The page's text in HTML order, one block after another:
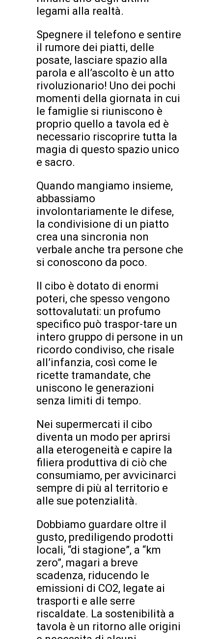
legami alla realtà.
Spegnere il telefono e sentire
il rumore dei piatti, delle
posate, lasciare spazio alla
parola e all’ascolto è un atto
rivoluzionario! Uno dei pochi
momenti della giornata in cui
le famiglie si riuniscono è
proprio quello a tavola ed è
necessario riscoprire tutta la
magia di questo spazio unico
e sacro.
Quando mangiamo insieme,
abbassiamo
involontariamente le difese,
la condivisione di un piatto
crea una sincronia non
verbale anche tra persone che
si conoscono da poco.
Il cibo è dotato di enormi
poteri, che spesso vengono
sottovalutati: un profumo
specifico può traspor-tare un
intero gruppo di persone in un
ricordo condiviso, che risale
all’infanzia, così come le
ricette tramandate, che
uniscono le generazioni
senza limiti di tempo.
Nei supermercati il cibo
diventa un modo per aprirsi
alla eterogeneità e capire la
filiera produttiva di ciò che
consumiamo, per avvicinarci
sempre di più al territorio e
alle sue potenzialità.
Dobbiamo guardare oltre il
gusto, prediligendo prodotti
locali, “di stagione”, a “km
zero”, magari a breve
scadenza, riducendo le
emissioni di CO2, legate ai
trasporti e alle serre
riscaldate. La sostenibilità a
tavola è un ritorno alle origini